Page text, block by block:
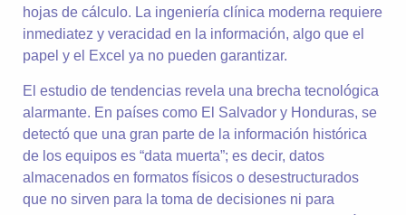
hojas de cálculo. La ingeniería clínica moderna requiere
inmediatez y veracidad en la información, algo que el
papel y el Excel ya no pueden garantizar.
El estudio de tendencias revela una brecha tecnológica
alarmante. En países como El Salvador y Honduras, se
detectó que una gran parte de la información histórica
de los equipos es “data muerta”; es decir, datos
almacenados en formatos físicos o desestructurados
que no sirven para la toma de decisiones ni para